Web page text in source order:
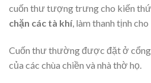
cuốn thư tượng trưng cho kiến
chặn các tà khí, làm thanh tịnh
Cuốn thư thường được đặt ở cổng
của các chùa chiền và nhà thờ họ.